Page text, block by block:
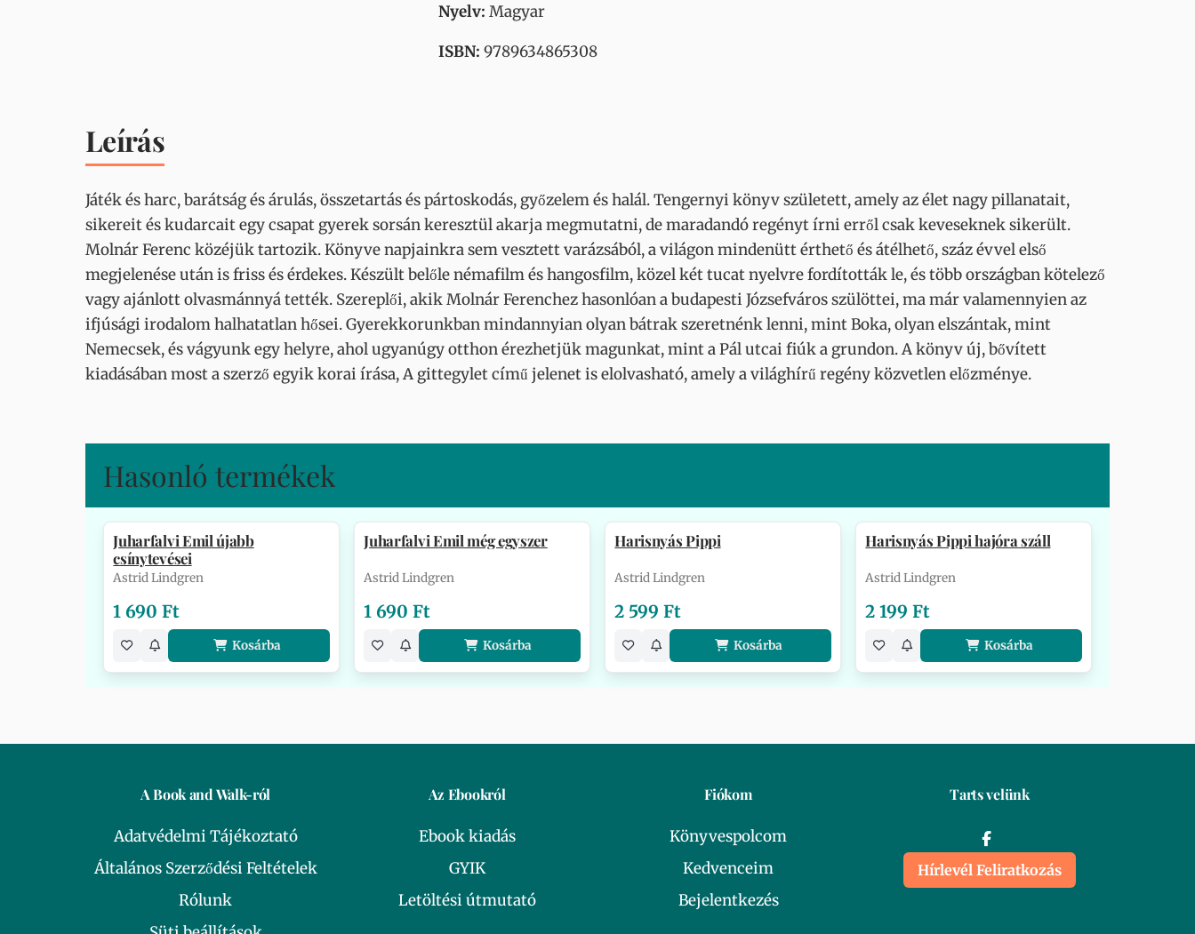
Nyelv: Magyar
ISBN: 9789634865308
Leírás
Játék és harc, barátság és árulás, összetartás és pártoskodás, győzelem és halál. Tengernyi könyv született, amely az élet nagy pillanatait,
sikereit és kudarcait egy csapat gyerek sorsán keresztül akarja megmutatni, de maradandó regényt írni erről csak keveseknek sikerült.
Molnár Ferenc közéjük tartozik. Könyve napjainkra sem vesztett varázsából, a világon mindenütt érthető és átélhető, száz évvel első
megjelenése után is friss és érdekes. Készült belőle némafilm és hangosfilm, közel két tucat nyelvre fordították le, és több országban kötelező
vagy ajánlott olvasmánnyá tették. Szereplői, akik Molnár Ferenchez hasonlóan a budapesti Józsefváros szülöttei, ma már valamennyien az
ifjúsági irodalom halhatatlan hősei. Gyerekkorunkban mindannyian olyan bátrak szeretnénk lenni, mint Boka, olyan elszántak, mint
Nemecsek, és vágyunk egy helyre, ahol ugyanúgy otthon érezhetjük magunkat, mint a Pál utcai fiúk a grundon. A könyv új, bővített
kiadásában most a szerző egyik korai írása, A gittegylet című jelenet is elolvasható, amely a világhírű regény közvetlen előzménye.
Hasonló termékek
Juharfalvi Emil újabb
csínytevései
Astrid Lindgren
1 690 Ft
Kosárba
Juharfalvi Emil még egyszer
Astrid Lindgren
1 690 Ft
Kosárba
Harisnyás Pippi
Astrid Lindgren
2 599 Ft
Kosárba
Harisnyás Pippi hajóra száll
Astrid Lindgren
2 199 Ft
Kosárba
A Book and Walk-ról
Adatvédelmi Tájékoztató
Általános Szerződési Feltételek
Rólunk
Az Ebookról
Ebook kiadás
GYIK
Letöltési útmutató
Fiókom
Könyvespolcom
Kedvenceim
Bejelentkezés
Tarts velünk
Hírlevél Feliratkozás